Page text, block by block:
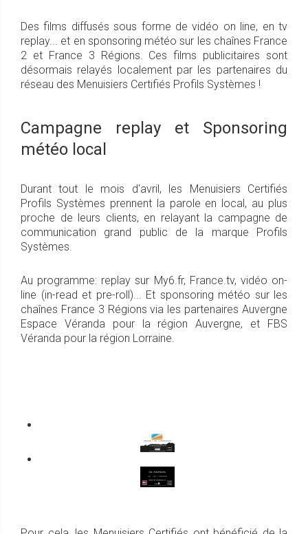
Des films diffusés sous forme de vidéo on line, en tv
replay... et en sponsoring météo sur les chaînes France
2 et France 3 Régions. Ces films publicitaires sont
désormais relayés localement par les partenaires du
réseau des Menuisiers Certifiés Profils Systèmes !
Campagne replay et Sponsoring
météo local
Durant tout le mois d'avril, les Menuisiers Certifiés
Profils Systèmes prennent la parole en local, au plus
proche de leurs clients, en relayant la campagne de
communication grand public de la marque Profils
Systèmes.
Au programme: replay sur My6.fr, France.tv, vidéo on-
line (in-read et pre-roll)... Et sponsoring météo sur les
chaînes France 3 Régions via les partenaires Auvergne
Espace Véranda pour la région Auvergne, et FBS
Véranda pour la région Lorraine.